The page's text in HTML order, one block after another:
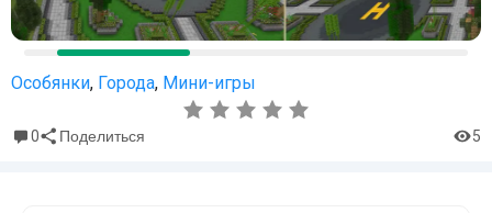
Особянки, Города, Мини-игры
0 Поделиться 5